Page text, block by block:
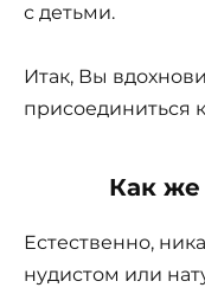
с детьми.
Итак, Вы
присоединиться
Как же
Естественно,
нудистом или